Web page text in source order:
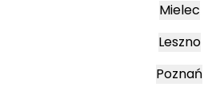
Mielec
Leszno
Poznań